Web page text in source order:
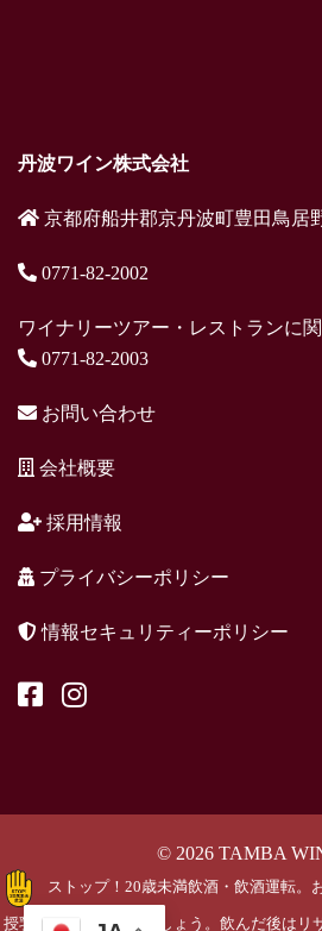
丹波ワイン株式会社
京都府船井郡京丹波町豊田鳥居
0771-82-2002
ワイナリーツアー・レストランに
0771-82-2003
お問い合わせ
会社概要
採用情報
プライバシーポリシー
情報セキュリティーポリシー
© 2026 TAMBA
ストップ！20歳未満飲酒・飲酒運転。
授乳期の飲酒はやめましょう。飲んだ後はリ